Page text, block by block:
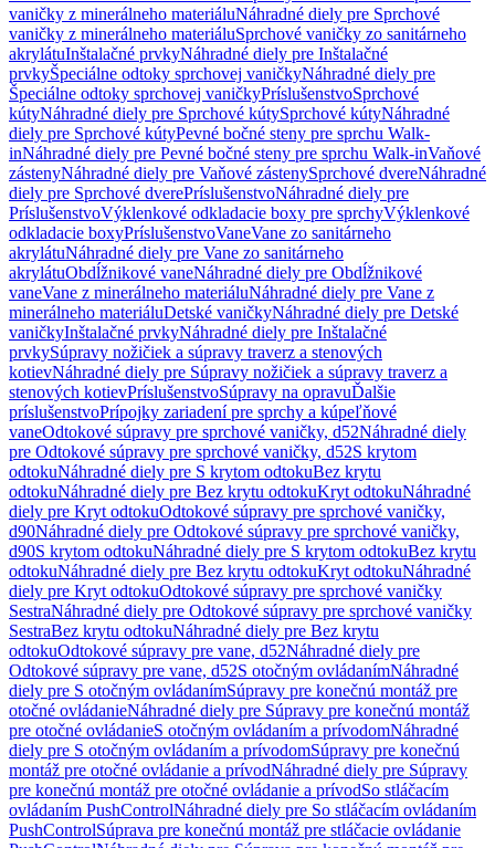
vaničky z minerálneho materiáluNáhradné diely pre Sprchové
vaničky z minerálneho materiáluSprchové vaničky zo sanitárneho
akrylátuInštalačné prvkyNáhradné diely pre Inštalačné
prvkyŠpeciálne odtoky sprchovej vaničkyNáhradné diely pre
Špeciálne odtoky sprchovej vaničkyPríslušenstvoSprchové
kútyNáhradné diely pre Sprchové kútySprchové kútyNáhradné
diely pre Sprchové kútyPevné bočné steny pre sprchu Walk-
inNáhradné diely pre Pevné bočné steny pre sprchu Walk-inVaňové
zástenyNáhradné diely pre Vaňové zástenySprchové dvereNáhradné
diely pre Sprchové dverePríslušenstvoNáhradné diely pre
PríslušenstvoVýklenkové odkladacie boxy pre sprchyVýklenkové
odkladacie boxyPríslušenstvoVaneVane zo sanitárneho
akrylátuNáhradné diely pre Vane zo sanitárneho
akrylátuObdĺžnikové vaneNáhradné diely pre Obdĺžnikové
vaneVane z minerálneho materiáluNáhradné diely pre Vane z
minerálneho materiáluDetské vaničkyNáhradné diely pre Detské
vaničkyInštalačné prvkyNáhradné diely pre Inštalačné
prvkySúpravy nožičiek a súpravy traverz a stenových
kotievNáhradné diely pre Súpravy nožičiek a súpravy traverz a
stenových kotievPríslušenstvoSúpravy na opravuĎalšie
príslušenstvoPrípojky zariadení pre sprchy a kúpeľňové
vaneOdtokové súpravy pre sprchové vaničky, d52Náhradné diely
pre Odtokové súpravy pre sprchové vaničky, d52S krytom
odtokuNáhradné diely pre S krytom odtokuBez krytu
odtokuNáhradné diely pre Bez krytu odtokuKryt odtokuNáhradné
diely pre Kryt odtokuOdtokové súpravy pre sprchové vaničky,
d90Náhradné diely pre Odtokové súpravy pre sprchové vaničky,
d90S krytom odtokuNáhradné diely pre S krytom odtokuBez krytu
odtokuNáhradné diely pre Bez krytu odtokuKryt odtokuNáhradné
diely pre Kryt odtokuOdtokové súpravy pre sprchové vaničky
SestraNáhradné diely pre Odtokové súpravy pre sprchové vaničky
SestraBez krytu odtokuNáhradné diely pre Bez krytu
odtokuOdtokové súpravy pre vane, d52Náhradné diely pre
Odtokové súpravy pre vane, d52S otočným ovládanímNáhradné
diely pre S otočným ovládanímSúpravy pre konečnú montáž pre
otočné ovládanieNáhradné diely pre Súpravy pre konečnú montáž
pre otočné ovládanieS otočným ovládaním a prívodomNáhradné
diely pre S otočným ovládaním a prívodomSúpravy pre konečnú
montáž pre otočné ovládanie a prívodNáhradné diely pre Súpravy
pre konečnú montáž pre otočné ovládanie a prívodSo stláčacím
ovládaním PushControlNáhradné diely pre So stláčacím ovládaním
PushControlSúprava pre konečnú montáž pre stláčacie ovládanie